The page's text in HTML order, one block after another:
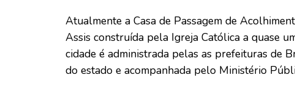
Atualmente a Casa de Passagem de
Assis construída pela Igreja Católica a quase
cidade é administrada pelas as prefeituras de
do estado e acompanhada pelo Ministério